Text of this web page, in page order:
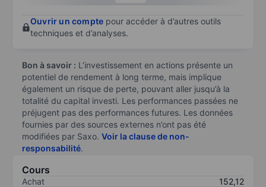
Ouvrir un compte pour accéder à d’autres outils
techniques et d’analyses.
Bon à savoir : L’investissement en actions présente un
potentiel de rendement à long terme, mais implique
également un risque de perte, pouvant aller jusqu’à la
totalité du capital investi. Les performances passées ne
préjugent pas des performances futures. Les données
fournies par des sources externes n’ont pas été
modifiées par Saxo. Voir la clause de non-
responsabilité.
Cours
Achat
152,12